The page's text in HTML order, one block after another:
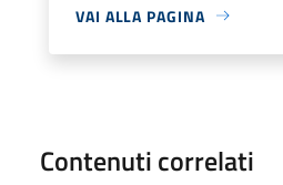
VAI ALLA PAGINA
Contenuti correlati